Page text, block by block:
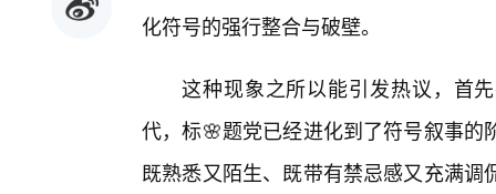
化符号的强行整合与破壁。
这种现象之所以能引发热议，首
代，标🌸题党已经进化到了符号叙事
既熟悉又陌生、既带有禁忌感又充满